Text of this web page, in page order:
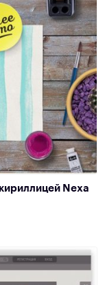
Nexa